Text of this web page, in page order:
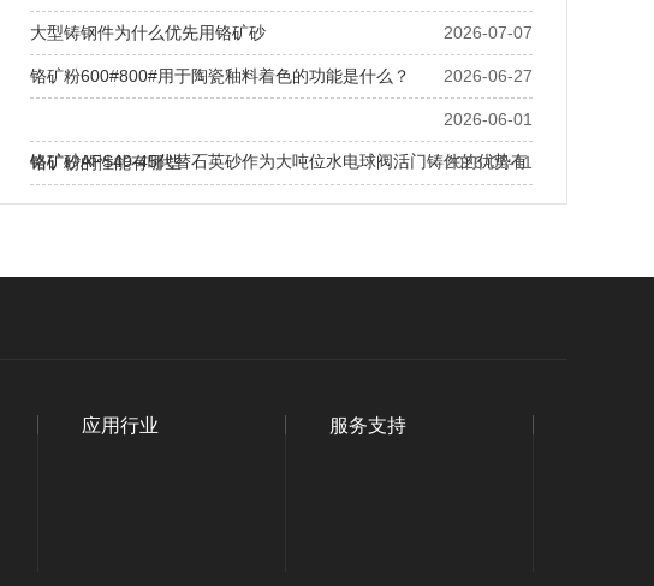
2026-07-07
大型铸钢件为什么优先用铬矿砂
2026-06-27
铬矿粉600#800#用于陶瓷釉料着色的功能是什么？
2026-06-01
铬矿砂AFS40-45代替石英砂作为大吨位水电球阀活门铸件的优势有
哪些？
2026-05-11
铬矿粉的性能有哪些
应用行业 服务支持